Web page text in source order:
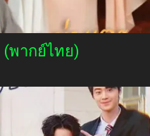
(พากย์ไทย)